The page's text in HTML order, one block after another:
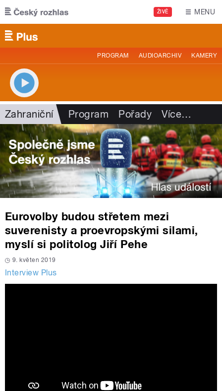
Přejít k hlavnímu obsahu
ŽIVĚ MENU
PROGRAM AUDIOARCHIV KAMERY
Zahraniční Program Pořady Více…
Eurovolby budou střetem mezi
suverenisty a proevropskými silami,
myslí si politolog Jiří Pehe
9. květen 2019
Interview Plus